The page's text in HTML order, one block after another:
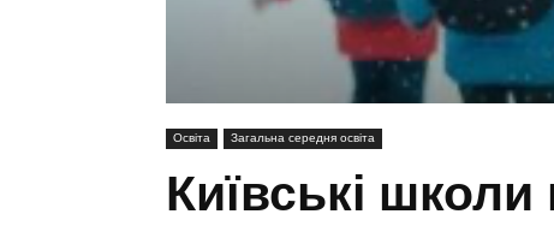
Освіта Загальна середня освіта
Київські